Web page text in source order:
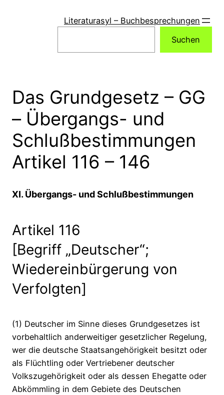
Literaturasyl – Buchbesprechungen
Suchen
Das Grundgesetz – GG
– Übergangs- und
Schlußbestimmungen
Artikel 116 – 146
XI. Übergangs- und Schlußbestimmungen
Artikel 116
[Begriff „Deutscher“;
Wiedereinbürgerung von
Verfolgten]
(1) Deutscher im Sinne dieses Grundgesetzes ist
vorbehaltlich anderweitiger gesetzlicher Regelung,
wer die deutsche Staatsangehörigkeit besitzt oder
als Flüchtling oder Vertriebener deutscher
Volkszugehörigkeit oder als dessen Ehegatte oder
Abkömmling in dem Gebiete des Deutschen